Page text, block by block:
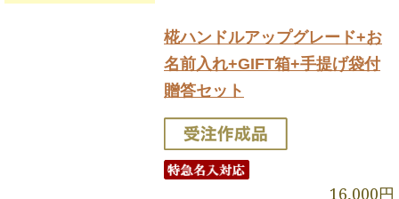
椛ハンドルアップグレード+お
名前入れ+GIFT箱+手提げ袋付
贈答セット
16,000円